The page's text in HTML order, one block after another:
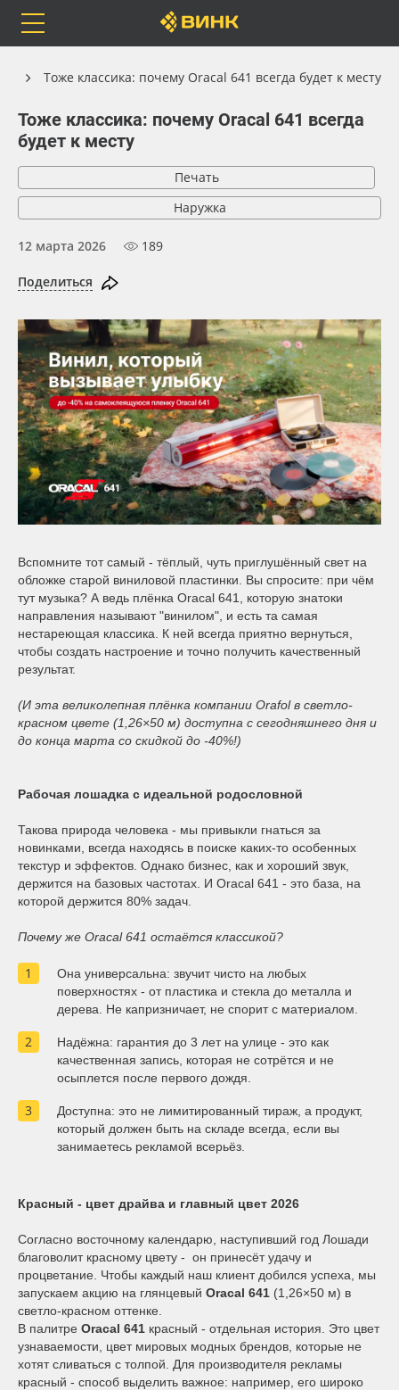
Orafol
Доставка
Оплата
Сервис
Инструкции
Компания
Блог
Поставщикам
8 800 550 7888
Рулонные материалы
Листовые материалы
Чернила
Клей, скотчи и крепёж
Мобильные конструкции и POS-материалы
Профильные системы
Светотехника
Инженерные пластики
Оборудование и инструмент
Oracal 641
Orajet 3640
ПЭТ листовой
ПЭТ бэклит
Вспененный ПВХ
Баннер
Заготовки для сувениров
Тоже классика: почему Oracal 641 всегда будет к месту
Тоже классика: почему Oracal 641 всегда
будет к месту
Печать
Наружка
12 марта 2026 189
Поделиться
Вспомните тот самый - тёплый, чуть приглушённый свет на
обложке старой виниловой пластинки. Вы спросите: при чём
тут музыка? А ведь плёнка Oracal 641, которую знатоки
направления называют "винилом", и есть та самая
нестареющая классика. К ней всегда приятно вернуться,
чтобы создать настроение и точно получить качественный
результат.
(И эта великолепная плёнка компании Orafol в светло-
красном цвете (1,26×50 м) доступна с сегодняшнего дня и
до конца марта со скидкой до -40%!)
Рабочая лошадка с идеальной родословной
Такова природа человека - мы привыкли гнаться за
новинками, всегда находясь в поиске каких-то особенных
текстур и эффектов. Однако бизнес, как и хороший звук,
держится на базовых частотах. И Oracal 641 - это база, на
которой держится 80% задач.
Почему же Oracal 641 остаётся классикой?
Она универсальна: звучит чисто на любых
поверхностях - от пластика и стекла до металла и
дерева. Не капризничает, не спорит с материалом.
Надёжна: гарантия до 3 лет на улице - это как
качественная запись, которая не сотрётся и не
осыплется после первого дождя.
Доступна: это не лимитированный тираж, а продукт,
который должен быть на складе всегда, если вы
занимаетесь рекламой всерьёз.
Красный - цвет драйва и главный цвет 2026
Согласно восточному календарю, наступивший год Лошади
благоволит красному цвету - он принесёт удачу и
процветание. Чтобы каждый наш клиент добился успеха, мы
запускаем акцию на глянцевый Oracal 641 (1,26×50 м) в
светло-красном оттенке.
В палитре Oracal 641 красный - отдельная история. Это цвет
узнаваемости, цвет мировых модных брендов, которые не
хотят сливаться с толпой. Для производителя рекламы
красный - способ выделить важное: например, его широко